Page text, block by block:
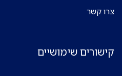
צרו קשר
קישורים שימושיים